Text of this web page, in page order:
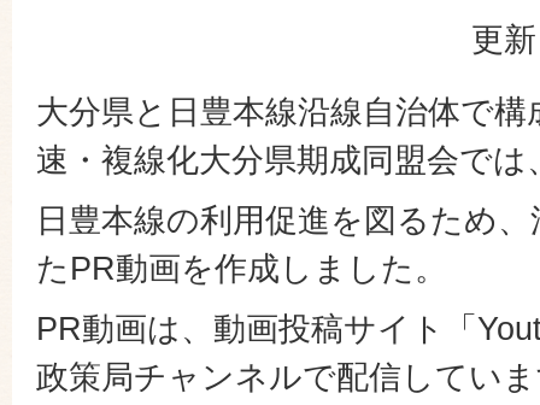
更
大分県と日豊本線沿線自治体で
速・複線化大分県期成同盟会では
日豊本線の利用促進を図るため
たPR動画を作成しました。
PR動画は、動画投稿サイト「
政策局チャンネルで配信してい